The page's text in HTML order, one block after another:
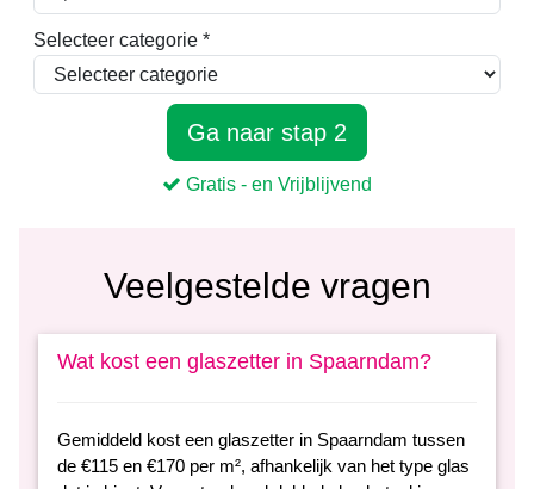
Veelgestelde vragen
Wat kost een glaszetter in Spaarndam?
Gemiddeld kost een glaszetter in Spaarndam tussen
de €115 en €170 per m², afhankelijk van het type glas